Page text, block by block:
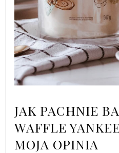
JAK PACHNIE
WAFFLE
MOJA OPINIA